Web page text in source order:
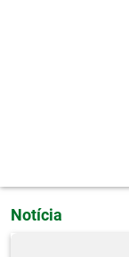
Notícia